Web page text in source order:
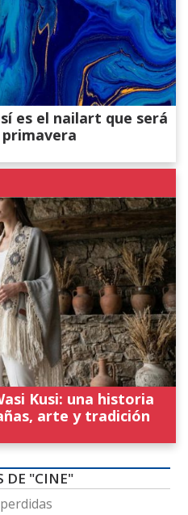
es el nailart que será
Kusi: una historia
arte y tradición
DE "CINE"